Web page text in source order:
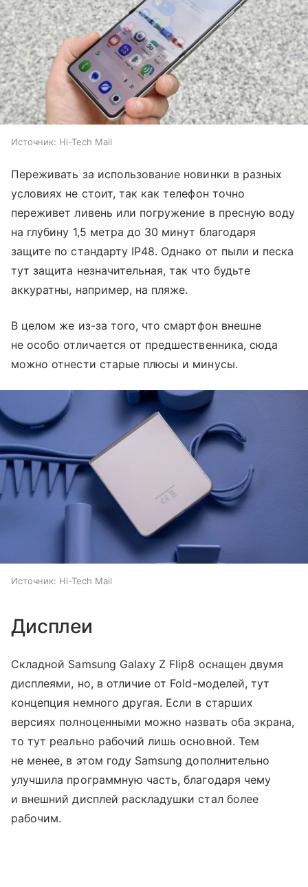
Источник: Hi-Tech Mail
Переживать за использование новинки в разных
условиях не стоит, так как телефон точно
переживет ливень или погружение в пресную воду
на глубину 1,5 метра до 30 минут благодаря
защите по стандарту IP48. Однако от пыли и песка
тут защита незначительная, так что будьте
аккуратны, например, на пляже.
В целом же из-за того, что смартфон внешне
не особо отличается от предшественника, сюда
можно отнести старые плюсы и минусы.
Источник: Hi-Tech Mail
Дисплеи
Складной Samsung Galaxy Z Flip8 оснащен двумя
дисплеями, но, в отличие от Fold-моделей, тут
концепция немного другая. Если в старших
версиях полноценными можно назвать оба экрана,
то тут реально рабочий лишь основной. Тем
не менее, в этом году Samsung дополнительно
улучшила программную часть, благодаря чему
и внешний дисплей раскладушки стал более
рабочим.